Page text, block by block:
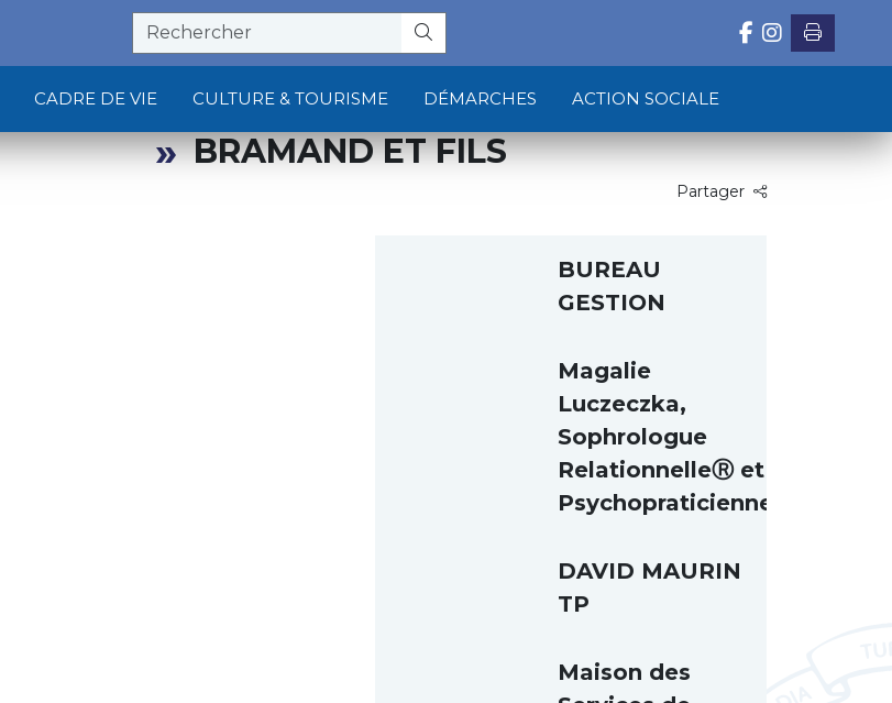
CADRE DE VIE CULTURE & TOURISME DÉMARCHES ACTION SOCIALE
BRAMAND ET FILS
Partager
BUREAU
GESTION
Magalie
Luczeczka,
Sophrologue
RelationnelleⓇ et
Psychopraticienne
DAVID MAURIN
TP
Maison des